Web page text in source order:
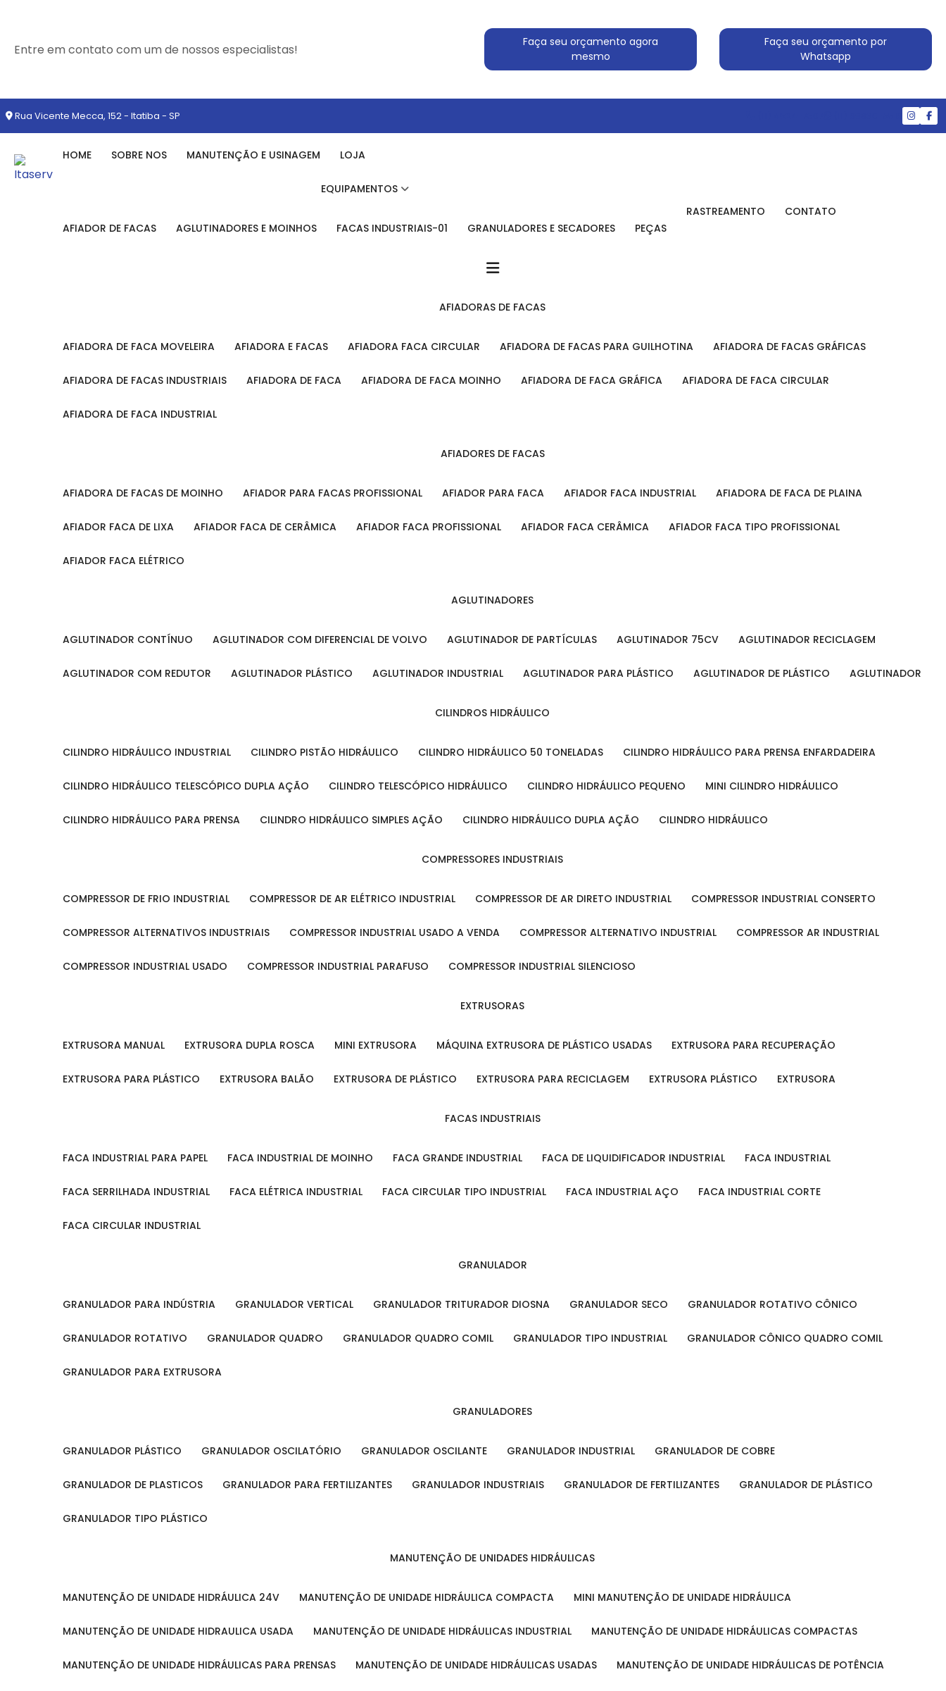
Entre em contato com um de nossos especialistas!
Faça seu orçamento agora
mesmo
Faça seu orçamento por
Whatsapp
Rua Vicente Mecca, 152 - Itatiba - SP
HOME SOBRE NOS MANUTENÇÃO E USINAGEM LOJA
EQUIPAMENTOS
AFIADOR DE FACAS AGLUTINADORES E MOINHOS FACAS INDUSTRIAIS-01 GRANULADORES E SECADORES PEÇAS
RASTREAMENTO CONTATO
AFIADORAS DE FACAS
AFIADORA DE FACA MOVELEIRA AFIADORA E FACAS AFIADORA FACA CIRCULAR AFIADORA DE FACAS PARA GUILHOTINA AFIADORA DE FACAS GRÁFICAS
AFIADORA DE FACAS INDUSTRIAIS AFIADORA DE FACA AFIADORA DE FACA MOINHO AFIADORA DE FACA GRÁFICA AFIADORA DE FACA CIRCULAR
AFIADORA DE FACA INDUSTRIAL
AFIADORES DE FACAS
AFIADORA DE FACAS DE MOINHO AFIADOR PARA FACAS PROFISSIONAL AFIADOR PARA FACA AFIADOR FACA INDUSTRIAL AFIADORA DE FACA DE PLAINA
AFIADOR FACA DE LIXA AFIADOR FACA DE CERÂMICA AFIADOR FACA PROFISSIONAL AFIADOR FACA CERÂMICA AFIADOR FACA TIPO PROFISSIONAL
AFIADOR FACA ELÉTRICO
AGLUTINADORES
AGLUTINADOR CONTÍNUO AGLUTINADOR COM DIFERENCIAL DE VOLVO AGLUTINADOR DE PARTÍCULAS AGLUTINADOR 75CV AGLUTINADOR RECICLAGEM
AGLUTINADOR COM REDUTOR AGLUTINADOR PLÁSTICO AGLUTINADOR INDUSTRIAL AGLUTINADOR PARA PLÁSTICO AGLUTINADOR DE PLÁSTICO AGLUTINADOR
CILINDROS HIDRÁULICO
CILINDRO HIDRÁULICO INDUSTRIAL CILINDRO PISTÃO HIDRÁULICO CILINDRO HIDRÁULICO 50 TONELADAS CILINDRO HIDRÁULICO PARA PRENSA ENFARDADEIRA
CILINDRO HIDRÁULICO TELESCÓPICO DUPLA AÇÃO CILINDRO TELESCÓPICO HIDRÁULICO CILINDRO HIDRÁULICO PEQUENO MINI CILINDRO HIDRÁULICO
CILINDRO HIDRÁULICO PARA PRENSA CILINDRO HIDRÁULICO SIMPLES AÇÃO CILINDRO HIDRÁULICO DUPLA AÇÃO CILINDRO HIDRÁULICO
COMPRESSORES INDUSTRIAIS
COMPRESSOR DE FRIO INDUSTRIAL COMPRESSOR DE AR ELÉTRICO INDUSTRIAL COMPRESSOR DE AR DIRETO INDUSTRIAL COMPRESSOR INDUSTRIAL CONSERTO
COMPRESSOR ALTERNATIVOS INDUSTRIAIS COMPRESSOR INDUSTRIAL USADO A VENDA COMPRESSOR ALTERNATIVO INDUSTRIAL COMPRESSOR AR INDUSTRIAL
COMPRESSOR INDUSTRIAL USADO COMPRESSOR INDUSTRIAL PARAFUSO COMPRESSOR INDUSTRIAL SILENCIOSO
EXTRUSORAS
EXTRUSORA MANUAL EXTRUSORA DUPLA ROSCA MINI EXTRUSORA MÁQUINA EXTRUSORA DE PLÁSTICO USADAS EXTRUSORA PARA RECUPERAÇÃO
EXTRUSORA PARA PLÁSTICO EXTRUSORA BALÃO EXTRUSORA DE PLÁSTICO EXTRUSORA PARA RECICLAGEM EXTRUSORA PLÁSTICO EXTRUSORA
FACAS INDUSTRIAIS
FACA INDUSTRIAL PARA PAPEL FACA INDUSTRIAL DE MOINHO FACA GRANDE INDUSTRIAL FACA DE LIQUIDIFICADOR INDUSTRIAL FACA INDUSTRIAL
FACA SERRILHADA INDUSTRIAL FACA ELÉTRICA INDUSTRIAL FACA CIRCULAR TIPO INDUSTRIAL FACA INDUSTRIAL AÇO FACA INDUSTRIAL CORTE
FACA CIRCULAR INDUSTRIAL
GRANULADOR
GRANULADOR PARA INDÚSTRIA GRANULADOR VERTICAL GRANULADOR TRITURADOR DIOSNA GRANULADOR SECO GRANULADOR ROTATIVO CÔNICO
GRANULADOR ROTATIVO GRANULADOR QUADRO GRANULADOR QUADRO COMIL GRANULADOR TIPO INDUSTRIAL GRANULADOR CÔNICO QUADRO COMIL
GRANULADOR PARA EXTRUSORA
GRANULADORES
GRANULADOR PLÁSTICO GRANULADOR OSCILATÓRIO GRANULADOR OSCILANTE GRANULADOR INDUSTRIAL GRANULADOR DE COBRE
GRANULADOR DE PLASTICOS GRANULADOR PARA FERTILIZANTES GRANULADOR INDUSTRIAIS GRANULADOR DE FERTILIZANTES GRANULADOR DE PLÁSTICO
GRANULADOR TIPO PLÁSTICO
MANUTENÇÃO DE UNIDADES HIDRÁULICAS
MANUTENÇÃO DE UNIDADE HIDRÁULICA 24V MANUTENÇÃO DE UNIDADE HIDRÁULICA COMPACTA MINI MANUTENÇÃO DE UNIDADE HIDRÁULICA
MANUTENÇÃO DE UNIDADE HIDRAULICA USADA MANUTENÇÃO DE UNIDADE HIDRÁULICAS INDUSTRIAL MANUTENÇÃO DE UNIDADE HIDRÁULICAS COMPACTAS
MANUTENÇÃO DE UNIDADE HIDRÁULICAS PARA PRENSAS MANUTENÇÃO DE UNIDADE HIDRÁULICAS USADAS MANUTENÇÃO DE UNIDADE HIDRÁULICAS DE POTÊNCIA